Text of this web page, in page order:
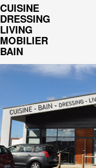
CUISINE
DRESSING
LIVING
MOBILIER
BAIN